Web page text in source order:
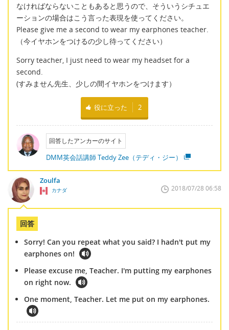
なければならないこともあると思うので、そういうシチュエ
ーションの場合はこう言った表現を使ってください。
Please give me a second to wear my earphones teacher.
（今イヤホンをつけるの少し待ってください）
Sorry teacher, I just need to wear my headset for a
second.
(すみません先生、少しの間イヤホンをつけます）
役に立った 2
回答したアンカーのサイト
DMM英会話講師 Teddy Zee（テディ・ジー）
Zoulfa
カナダ 2018/07/28 06:58
回答
Sorry! Can you repeat what you said? I hadn't put my
earphones on!
Please excuse me, Teacher. I'm putting my earphones
on right now.
One moment, Teacher. Let me put on my earphones.